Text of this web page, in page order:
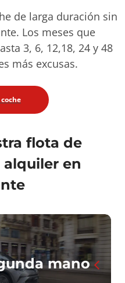
de larga duración sin
Los meses que
3, 6, 12,18, 24 y 48
más excusas.
flota de
en
mano